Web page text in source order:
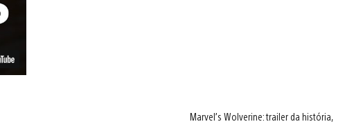
Marvel’s Wolverine: trailer da história,